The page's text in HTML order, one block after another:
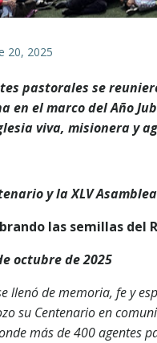
20, 2025
pastorales se
en el marco del Año
viva, misionera y
y la XLV
las semillas del
octubre de 2025
llenó de memoria, fe y
su Centenario en
más de 400 agentes